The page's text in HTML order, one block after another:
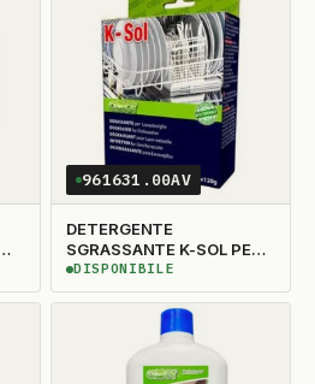
961631.00AV
DETERGENTE
SGRASSANTE K-SOL PER
L/S N'2
DISPONIBILE
DISPONIBILE